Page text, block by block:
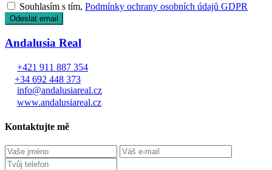
Souhlasím s tím,Podmínky ochrany osobních údajů GDPR
Andalusia Real
+421 911 887 354
+34 692 448 373
info@andalusiareal.cz
www.andalusiareal.cz
Kontaktujte mě